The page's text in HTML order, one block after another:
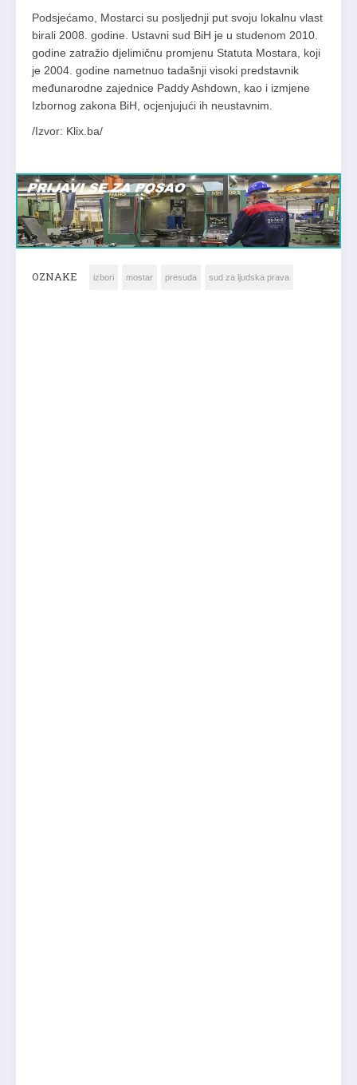
Podsjećamo, Mostarci su posljednji put svoju lokalnu vlast
birali 2008. godine. Ustavni sud BiH je u studenom 2010.
godine zatražio djelimičnu promjenu Statuta Mostara, koji
je 2004. godine nametnuo tadašnji visoki predstavnik
međunarodne zajednice Paddy Ashdown, kao i izmjene
Izbornog zakona BiH, ocjenjujući ih neustavnim.
/Izvor: Klix.ba/
OZNAKE izbori mostar presuda sud za ljudska prava